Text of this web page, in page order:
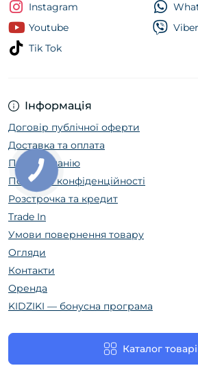
Інформація
Договір публічної оферти
Доставка та оплата
Про компанію
Політика конфіденційності
Розстрочка та кредит
Trade In
Умови повернення товару
Огляди
Контакти
Оренда
KIDZIKI — бонусна програма
Каталог
Instagram
Youtube
Tik Tok
Viber